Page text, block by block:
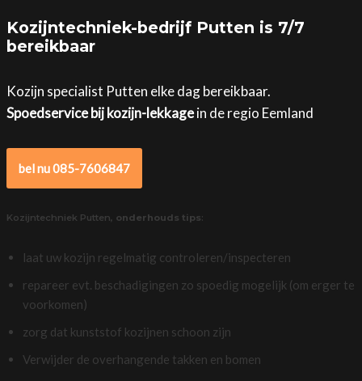
Kozijntechniek-bedrijf Putten is 7/7
bereikbaar
Kozijn specialist Putten elke dag bereikbaar.
Spoedservice bij kozijn-lekkagein de regio Eemland
bel nu 085-7606847
Kozijntechniek Putten, onderhouds tips:
laat uw kozijn regelmatig controleren/inspecteren
repareer evt. beschadigingen zo spoedig mogelijk (om erger te
voorkomen)
zorg dat kunststof kozijnen schoon zijn
Verwijder de overhangende takken en bomen